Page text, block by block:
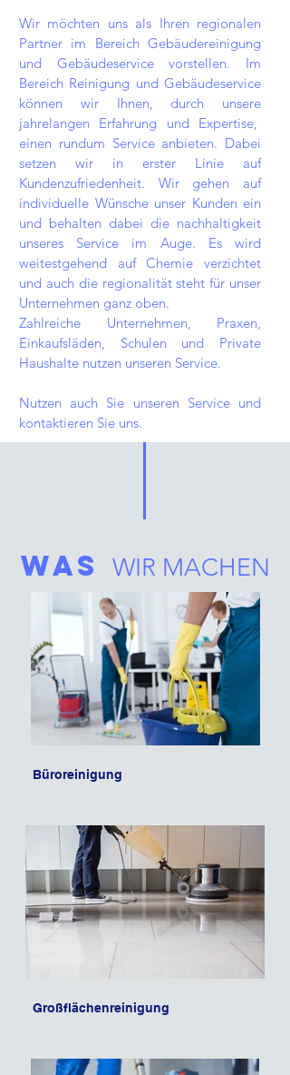
Wir möchten uns als Ihren regionalen
Partner im Bereich Gebäudereinigung
und Gebäudeservice vorstellen. Im
Bereich Reinigung und Gebäudeservice
können wir Ihnen, durch unsere
jahrelangen Erfahrung und Expertise,
einen rundum Service anbieten. Dabei
setzen wir in erster Linie auf
Kundenzufriedenheit. Wir gehen auf
individuelle Wünsche unser Kunden ein
und behalten dabei die nachhaltigkeit
unseres Service im Auge. Es wird
weitestgehend auf Chemie verzichtet
und auch die regionalität steht für unser
Unternehmen ganz oben.
Zahlreiche Unternehmen, Praxen,
Einkaufsläden, Schulen und Private
Haushalte nutzen unseren Service.
Nutzen auch Sie unseren Service und
kontaktieren Sie uns.
Was WIR MACHEN
Büroreinigung
Großflächenreinigung